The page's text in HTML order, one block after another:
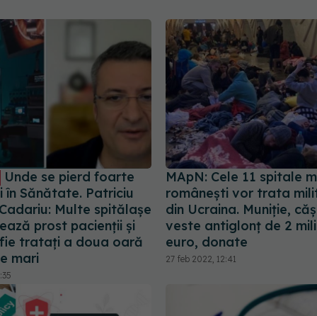
Unde se pierd foarte
în Sănătate. Patriciu
Multe spitălașe
prost pacienții și
tratați a doua oară
mari
MApN: Cele 11 spitale
românești vor trata
din Ucraina. Muniție,
veste antiglonț de 2
euro, donate
27 feb 2022, 12:41